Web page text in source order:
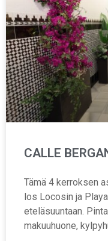
CALLE
Tämä 4 kerroksen
los Locosin ja
eteläsuuntaan.
makuuhuone,